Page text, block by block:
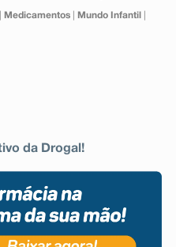
Medicamentos| Mundo Infantil
da Drogal!